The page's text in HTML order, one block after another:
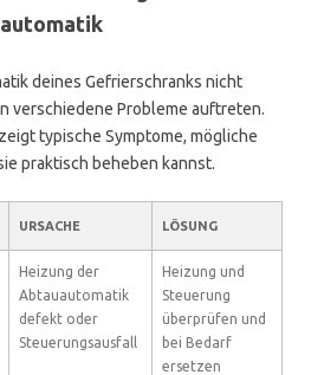
deines Gefrierschranks nicht
verschiedene Probleme auftreten.
typische Symptome, mögliche
praktisch beheben kannst.
URSACHE LÖSUNG
Heizung der
Abtauautomatik
defekt oder
Steuerungsausfall
Heizung und
Steuerung
überprüfen und
bei Bedarf
ersetzen